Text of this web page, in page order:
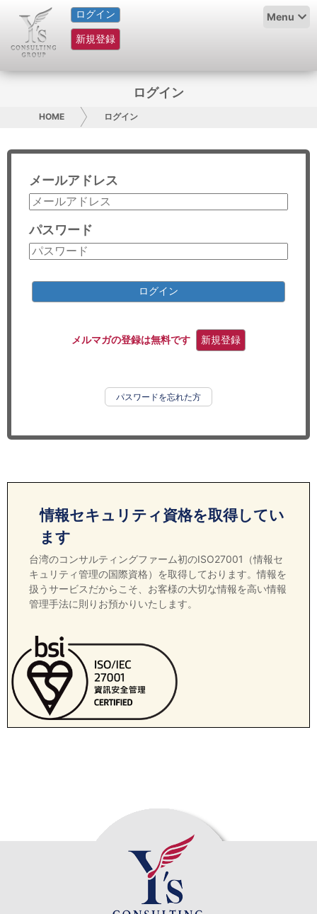
ログイン
新規登録
Menu
HOME
サービス紹介
グループ概要
採用情報
お問い合わせ
コンサルティング
リサーチ
ログイン
HOME ログイン
メールアドレス
パスワード
ログイン
メルマガの登録は無料です 新規登録
パスワードを忘れた方
情報セキュリティ資格を取得してい
ます
台湾のコンサルティングファーム初のISO27001（情報セ
キュリティ管理の国際資格）を取得しております。情報を
扱うサービスだからこそ、お客様の大切な情報を高い情報
管理手法に則りお預かりいたします。